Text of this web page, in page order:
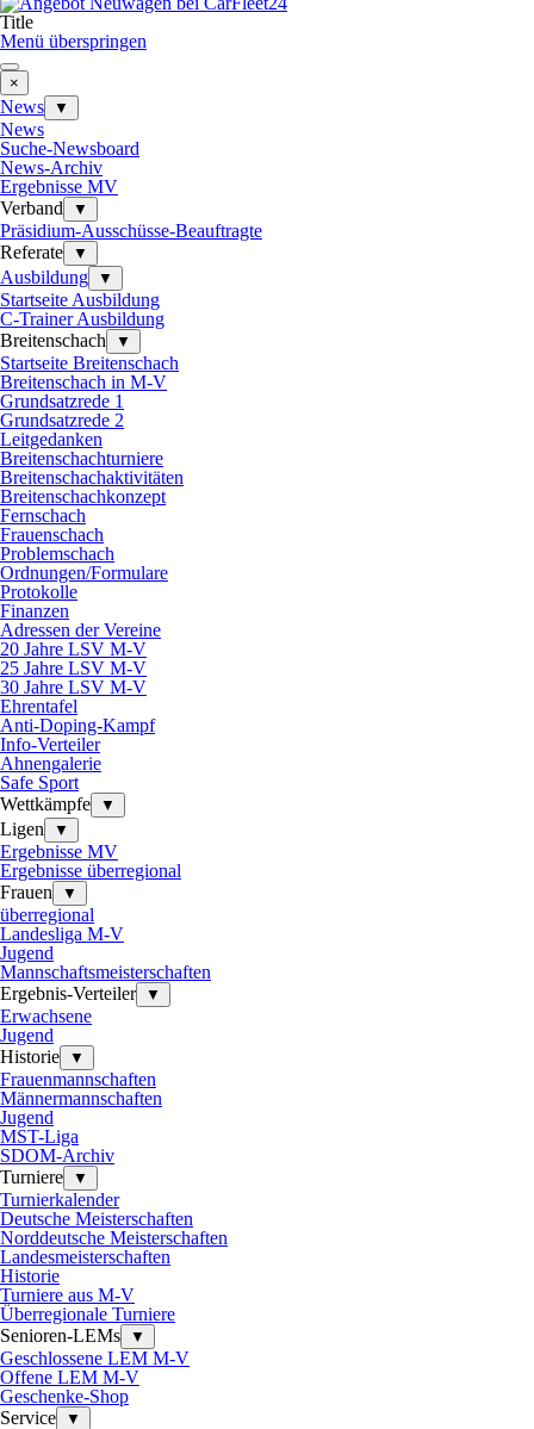
Title
Menü überspringen
×
News ▼
News
Suche-Newsboard
News-Archiv
Ergebnisse MV
Verband
▼
Präsidium-Ausschüsse-Beauftragte
Referate
▼
Ausbildung ▼
Startseite Ausbildung
C-Trainer Ausbildung
Breitenschach
▼
Startseite Breitenschach
Breitenschach in M-V
Grundsatzrede 1
Grundsatzrede 2
Leitgedanken
Breitenschachturniere
Breitenschachaktivitäten
Breitenschachkonzept
Fernschach
Frauenschach
Problemschach
Ordnungen/Formulare
Protokolle
Finanzen
Adressen der Vereine
20 Jahre LSV M-V
25 Jahre LSV M-V
30 Jahre LSV M-V
Ehrentafel
Anti-Doping-Kampf
Info-Verteiler
Ahnengalerie
Safe Sport
Wettkämpfe
▼
Ligen ▼
Ergebnisse MV
Ergebnisse überregional
Frauen
▼
überregional
Landesliga M-V
Jugend
Mannschaftsmeisterschaften
Ergebnis-Verteiler
▼
Erwachsene
Jugend
Historie
▼
Frauenmannschaften
Männermannschaften
Jugend
MST-Liga
SDOM-Archiv
Turniere
▼
Turnierkalender
Deutsche Meisterschaften
Norddeutsche Meisterschaften
Landesmeisterschaften
Historie
Turniere aus M-V
Überregionale Turniere
Senioren-LEMs
▼
Geschlossene LEM M-V
Offene LEM M-V
Geschenke-Shop
Service
▼